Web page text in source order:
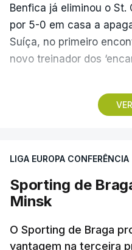
Benfica já eliminou o St.
por 5-0 em casa a
Suíça, no primeiro
novo treinador dos
Pela frente, as ‘águias’
campeão escocês, que
de serem eliminados
Graz, com um agregado
equipa relegada da
encontro entre Aarhus,
LIGA EUROPA CONFERÊNCIA
Sporting de
Minsk
O Sporting de Braga
vantagem na terceira